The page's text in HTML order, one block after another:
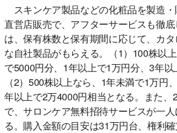
スキンケア製品などの化粧品を製造・
直営店販売で、アフターサービスも徹
は、保有株数と保有期間に応じて、カ
な自社製品がもらえる。（1）100株以
で5000円分、1年以上で1万円分、3年以
（2）500株以上なら、1年未満で1万円
年以上で2万4000円相当となる。また、
で、サロンケア無料招待サービスが一
る。購入金額の目安は31万円台、権利確